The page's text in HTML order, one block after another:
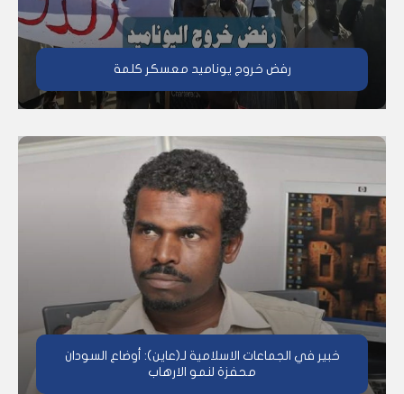
رفض خروج يوناميد معسكر كلمة
خبير في الجماعات الاسلامية لـ(عاين): أوضاع السودان
محفزة لنمو الارهاب